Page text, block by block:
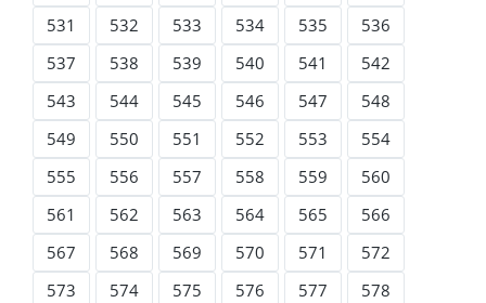
531
532 533 534 535
536
537
538 539 540 541
542
543
544 545 546 547
548
549
550 551 552 553
554
555
556 557 558 559
560
561
562 563 564 565
566
567
568 569 570 571
572
573
574 575 576 577
578